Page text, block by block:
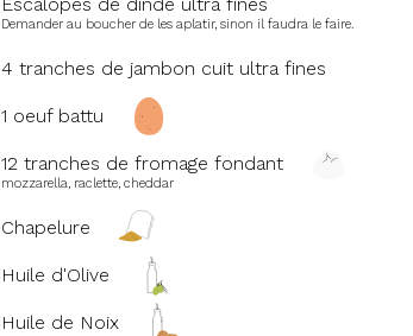
Demander au boucher de les aplatir, sinon il faudra le faire.
4 tranches de jambon cuit ultra fines
1 oeuf battu
12 tranches de fromage fondant
mozzarella, raclette, cheddar
Chapelure
Huile d'Olive
Huile de Noix